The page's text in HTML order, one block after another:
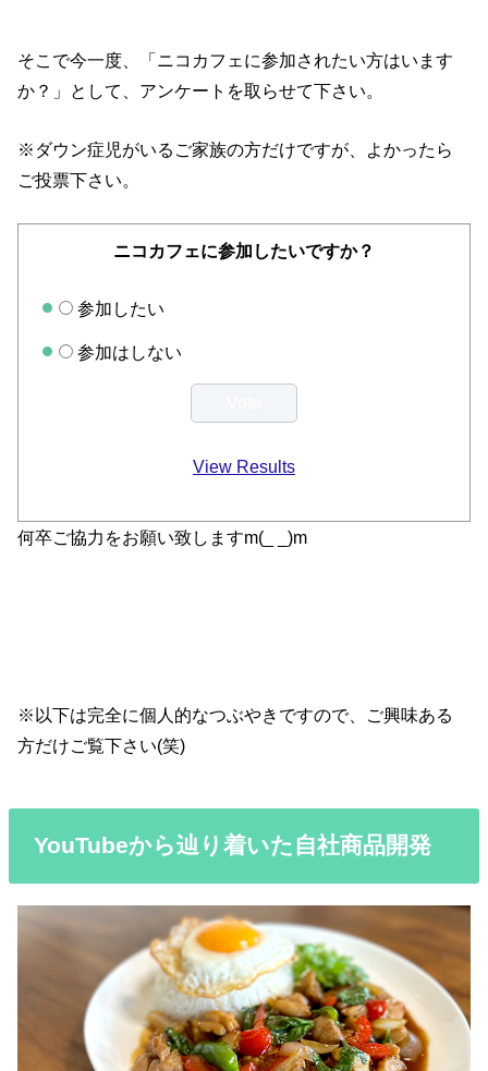
そこで今一度、「ニコカフェに参加されたい方はいます
か？」として、アンケートを取らせて下さい。
※ダウン症児がいるご家族の方だけですが、よかったら
ご投票下さい。
ニコカフェに参加したいですか？
参加したい
参加はしない
View Results
何卒ご協力をお願い致しますm(_ _)m
※以下は完全に個人的なつぶやきですので、ご興味ある
方だけご覧下さい(笑)
YouTubeから辿り着いた自社商品開発